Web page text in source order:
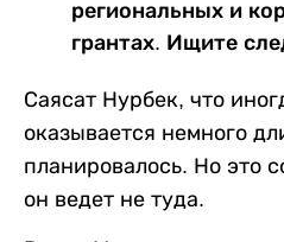
региональных и
грантах. Ищите
Саясат Нурбек, что
оказывается немного
планировалось. Но это
он ведет не туда.